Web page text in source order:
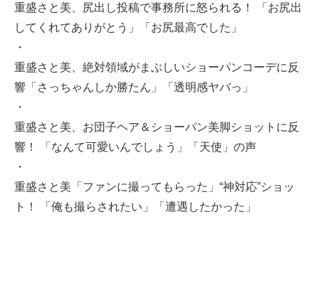
重盛さと美、尻出し投稿で事務所に怒られる！ 「お尻出
してくれてありがとう」「お尻最高でした」
・
重盛さと美、絶対領域がまぶしいショーパンコーデに反
響「さっちゃんしか勝たん」「透明感ヤバっ」
・
重盛さと美、お団子ヘア＆ショーパン美脚ショットに反
響！ 「なんて可愛いんでしょう」「天使」の声
・
重盛さと美「ファンに撮ってもらった」“神対応”ショッ
ト！ 「俺も撮らされたい」「遭遇したかった」